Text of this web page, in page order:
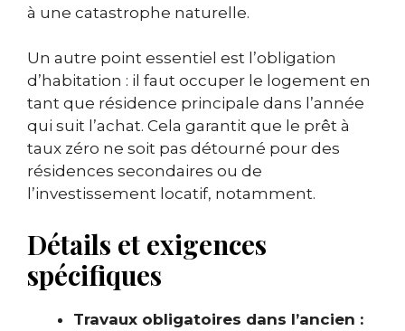
à une catastrophe naturelle.
Un autre point essentiel est l’obligation
d’habitation : il faut occuper le logement en
tant que résidence principale dans l’année
qui suit l’achat. Cela garantit que le prêt à
taux zéro ne soit pas détourné pour des
résidences secondaires ou de
l’investissement locatif, notamment.
Détails et exigences
spécifiques
Travaux obligatoires dans l’ancien :